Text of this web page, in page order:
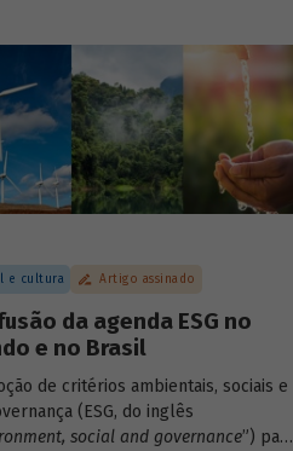
de resíduos. Confira um resumo
produzido por analistas do
que é parte de publicação sobre
circular a ser lançada em
e cultura Artigo assinado
da agenda ESG no
e no Brasil
de critérios ambientais, sociais e
(ESG, do inglês
social and governance”) para